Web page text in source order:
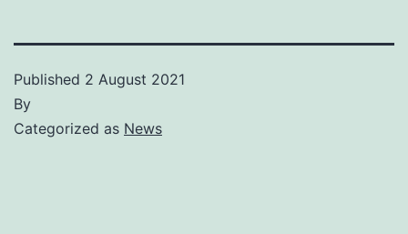
Published 2 August 2021
By
Categorized as News